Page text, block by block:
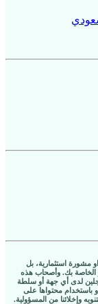
مشورة استثمارية، بل
الخاصة بك. وأصحاب هذه
لدى أي جهة أو سلطة
باستخدام محتواها على
وإخلائنا من المسؤولية.